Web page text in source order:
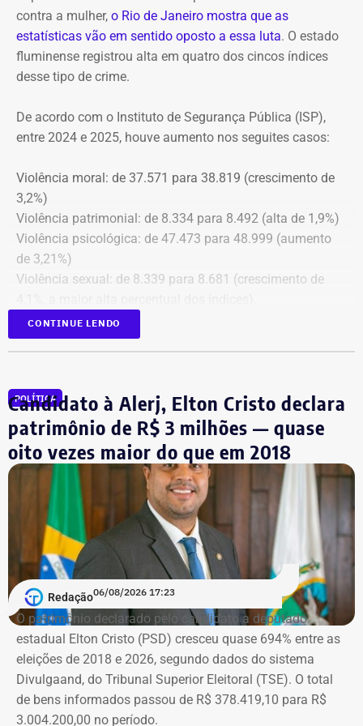
conselheiros do fundo municipal.
Além disso, o tribunal aprovou a expedição de ofício com
cópia integral do processo ao Ministério Público do
apuração de possíveis ilícitos nas esferas cível e criminal,
e à Secretaria de Regime Próprio e Complementar do
contra a mulher, o Rio de Janeiro mostra que as
estatísticas vão em sentido oposto a essa luta. O estado
fluminense registrou alta em quatro dos cincos índices
desse tipo de crime.
De acordo com o Instituto de Segurança Pública (ISP),
entre 2024 e 2025, houve aumento nos seguites casos:
Violência moral: de 37.571 para 38.819 (crescimento de
3,2%)
Violência patrimonial: de 8.334 para 8.492 (alta de 1,9%)
Violência psicológica: de 47.473 para 48.999 (aumento
de 3,21%)
Violência sexual: de 8.339 para 8.681 (crescimento de
A única estatística que apresentou queda foi a de
violência física, que passou de 43.743 em 2024 para
Símbolo dessa batalha, a atriz e jornalista Cristiane
Machado vivenciou essa realidade em 2018, quando se
tornou conhecida do público ao filmar as agressões que
sofria do ex-marido, o empresário e ex-diplomata Sérgio
Schiller Thompson-Flores. Em setembro do ano seguinte,
a Justiça do Rio o condenou a três anos de prisão em
regime semiaberto.
Em conversa com o TEMPO REAL RJ, Cristiane analisa o
que ainda falta às mulheres na hora de denunciar os
companheiros por violência doméstica.
“Creio que duas coisas ainda impedem as mulheres de
seguirem adiante nesta batalha. A vergonha e o medo.
Porque é necessário ter mais do que coragem para seguir
CONTINUE LENDO
POLÍTICA
Candidato à Alerj, Elton Cristo declara
patrimônio de R$ 3 milhões — quase
oito vezes maior do que em 2018
Redação06/08/2026 17:23
O patrimônio declarado pelo candidato a deputado
estadual Elton Cristo (PSD) cresceu quase 694% entre as
eleições de 2018 e 2026, segundo dados do sistema
Divulgaand, do Tribunal Superior Eleitoral (TSE). O total
de bens informados passou de R$ 378.419,10 para R$
3.004.200,00 no período.